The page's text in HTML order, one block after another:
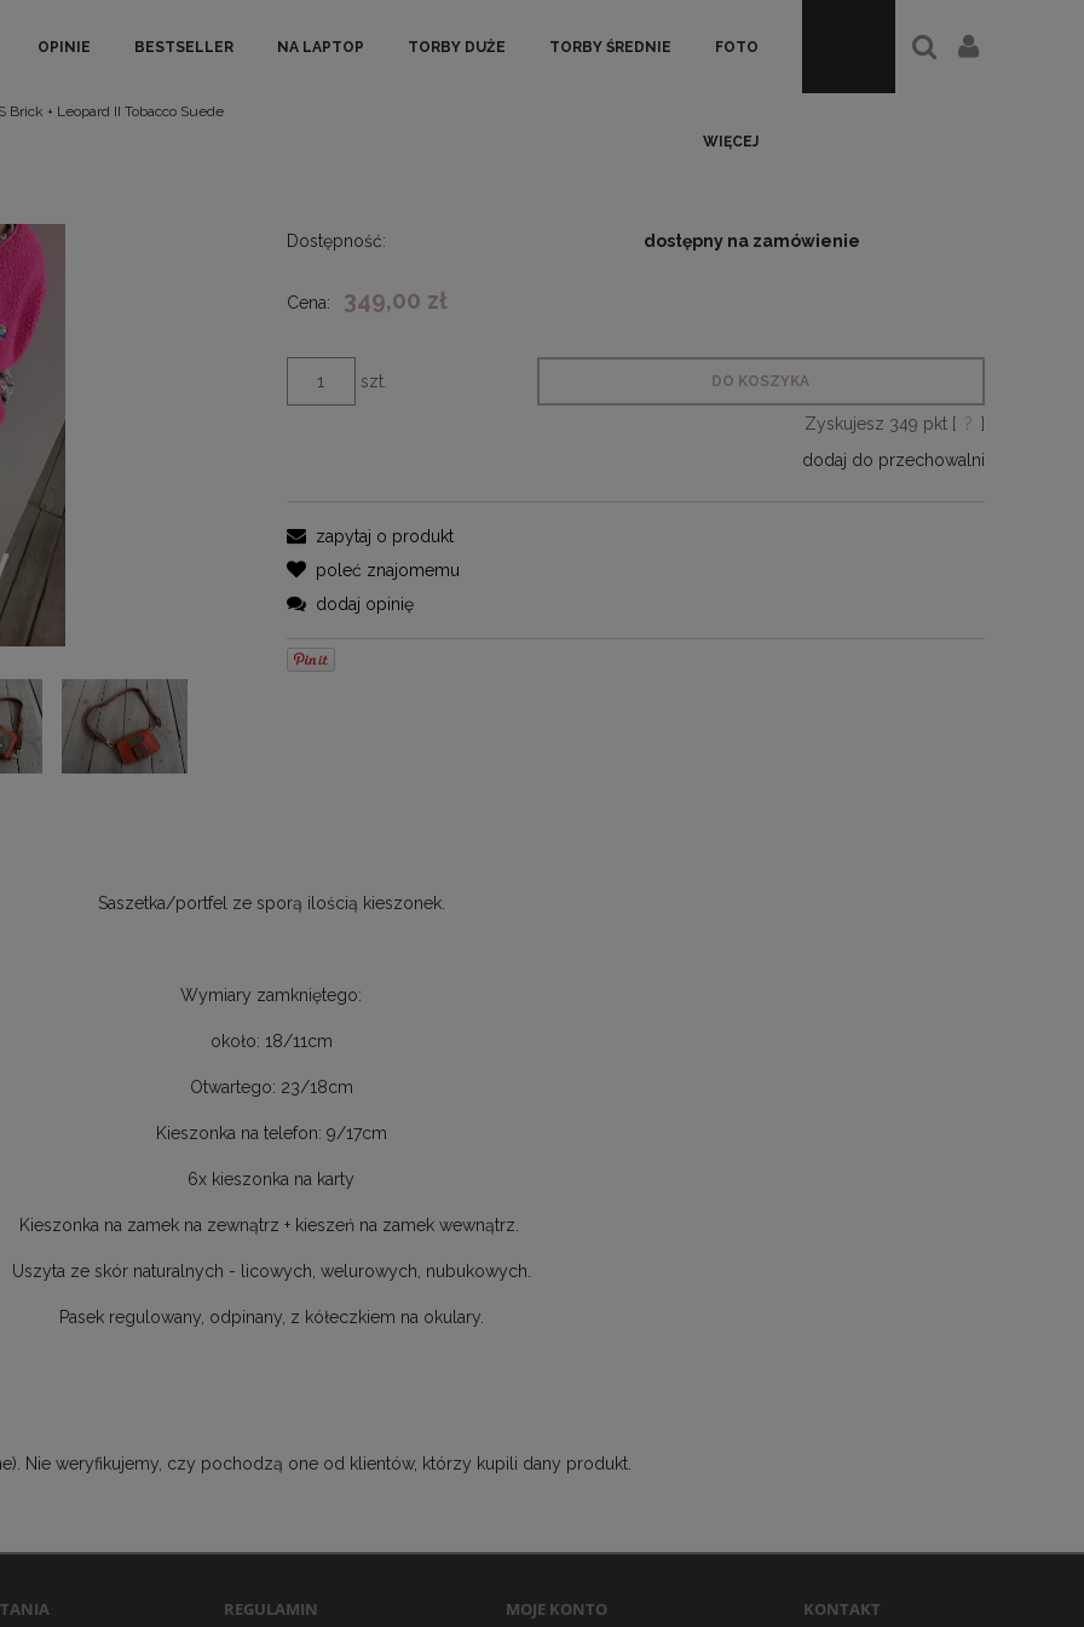
OPINIE BESTSELLER NA LAPTOP TORBY DUŻE TORBY ŚREDNIE FOTO
WIĘCEJ
Brick + Leopard II Tobacco Suede
Dostępność: dostępny na zamówienie
Cena: 349,00 zł
szt. DO KOSZYKA
Zyskujesz 349 pkt [ ? ]
dodaj do przechowalni
zapytaj o produkt
poleć znajomemu
dodaj opinię
Saszetka/portfel ze sporą ilością kieszonek.
Wymiary zamkniętego:
około: 18/11cm
Otwartego: 23/18cm
Kieszonka na telefon: 9/17cm
6x kieszonka na karty
Kieszonka na zamek na zewnątrz + kieszeń na zamek wewnątrz.
Uszyta ze skór naturalnych - licowych, welurowych, nubukowych.
Pasek regulowany, odpinany, z kółeczkiem na okulary.
Nie weryfikujemy, czy pochodzą one od klientów, którzy kupili dany produkt.
REGULAMIN MOJE KONTO KONTAKT